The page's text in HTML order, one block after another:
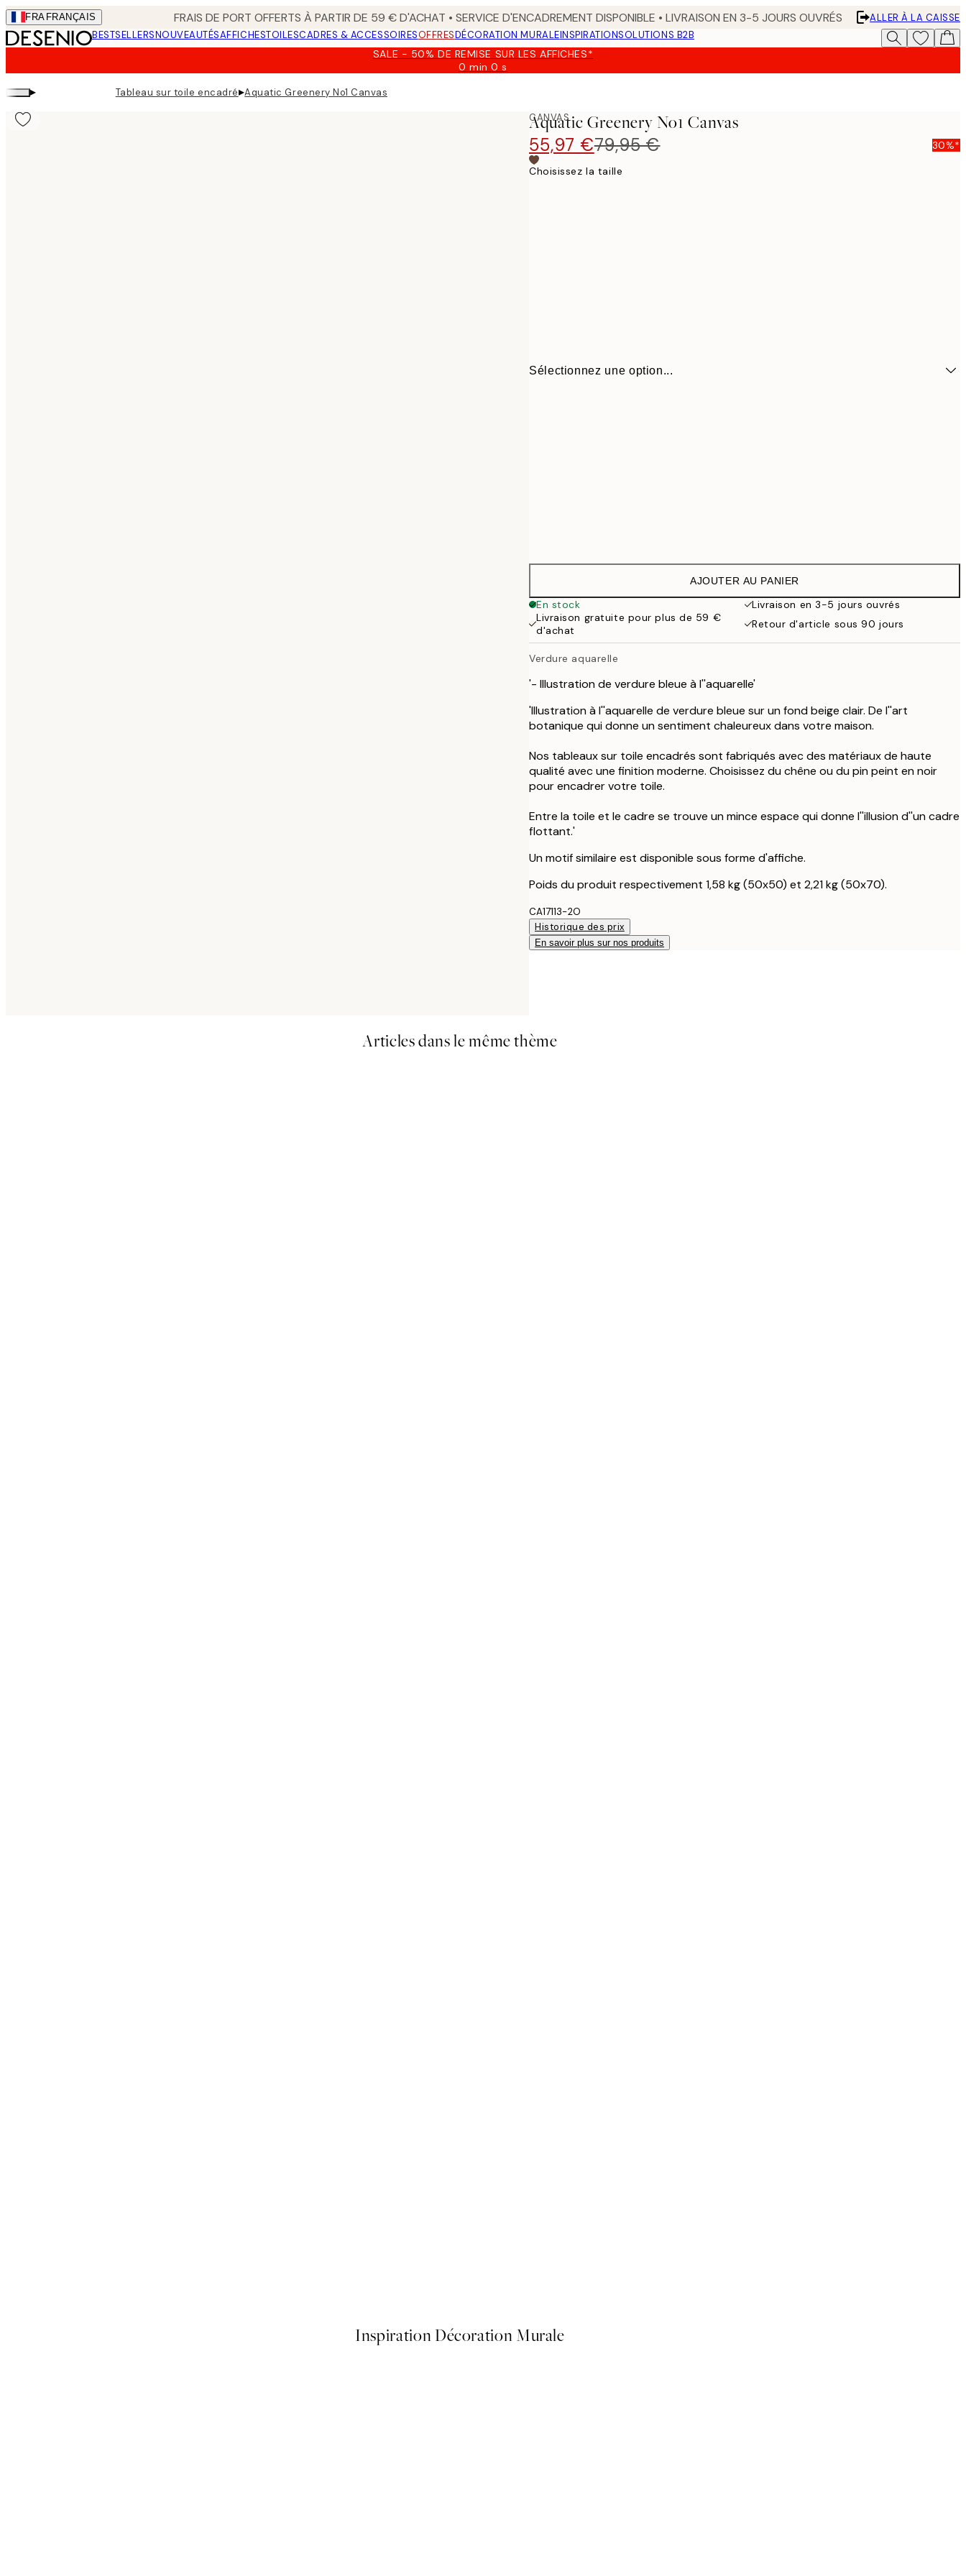
Skip
to
main
FRA FRANÇAIS FRAIS DE PORT OFFERTS À PARTIR DE 59 € D'ACHAT • SERVICE D'ENCADREMENT DISPONIBLE • LIVRAISON EN 3-5 JOURS OUVRÉS
ALLER À LA CAISSE
BESTSELLERSNOUVEAUTÉSAFFICHESTOILESCADRES & ACCESSOIRESOFFRESDÉCORATION MURALEINSPIRATIONSOLUTIONS B2B
SALE - 50% DE REMISE SUR LES AFFICHES*
0 min0 s
Valable
▸ Tableau sur toile encadré▸Aquatic Greenery No1 Canvas
CANVAS
Aquatic Greenery No1 Canvas
55,97 €79,95 € 30%*
Choisissez la taille
Sélectionnez une option...
AJOUTER AU PANIER
En stock
Livraison en 3-5 jours ouvrés
Livraison gratuite pour plus de 59 €
d'achat
Retour d'article sous 90 jours
Verdure aquarelle
'- Illustration de verdure bleue à l''aquarelle'
'Illustration à l''aquarelle de verdure bleue sur un fond beige clair. De l''art
botanique qui donne un sentiment chaleureux dans votre maison.
Nos tableaux sur toile encadrés sont fabriqués avec des matériaux de haute
qualité avec une finition moderne. Choisissez du chêne ou du pin peint en noir
pour encadrer votre toile.
Entre la toile et le cadre se trouve un mince espace qui donne l''illusion d''un cadre
flottant.'
Un motif similaire est disponible sous forme d'affiche.
Poids du produit respectivement 1,58 kg (50x50) et 2,21 kg (50x70).
CA17113-2O
Historique des prix
En savoir plus sur nos produits
Articles dans le même thème
Inspiration Décoration Murale